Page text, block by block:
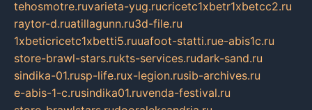
tehosmotre.ruvarieta-yug.rucricetc1xbetr1xbetcc2.ru
raytor-d.ruatillagunn.ru3d-file.ru
1xbeticricetc1xbetti5.ruuafoot-statti.rue-abis1c.ru
store-brawl-stars.rukts-services.rudark-sand.ru
sindika-01.rusp-life.rux-legion.rusib-archives.ru
e-abis-1-c.rusindika01.ruvenda-festival.ru